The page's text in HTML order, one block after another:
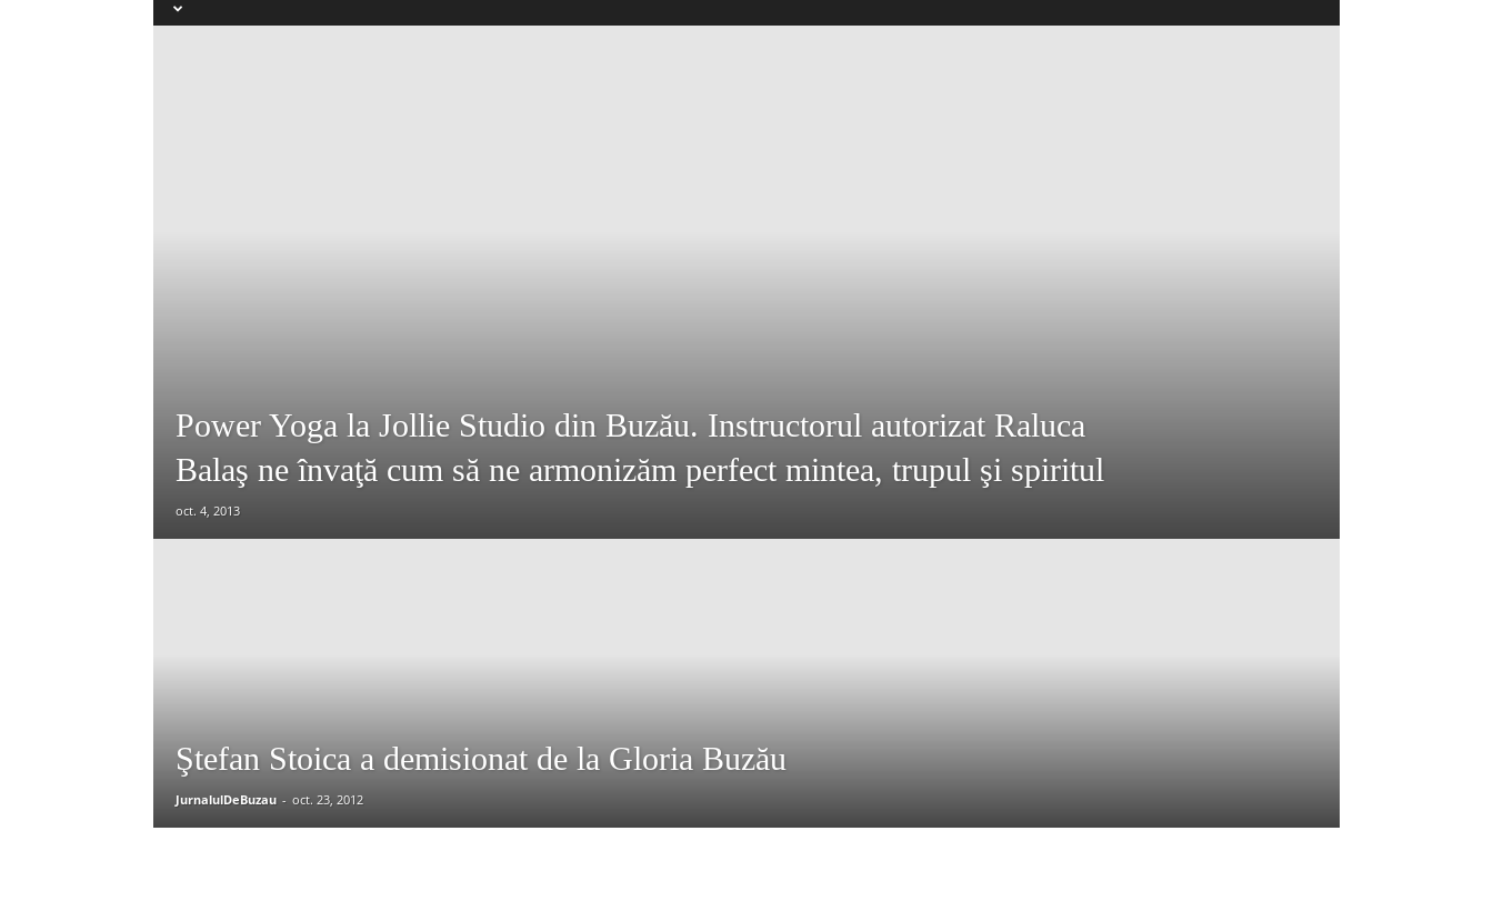
Power Yoga la Jollie Studio din Buzău. Instructorul autorizat Raluca
Balaş ne învaţă cum să ne armonizăm perfect mintea, trupul şi spiritul
oct. 4, 2013
Ştefan Stoica a demisionat de la Gloria Buzău
JurnalulDeBuzau - oct. 23, 2012